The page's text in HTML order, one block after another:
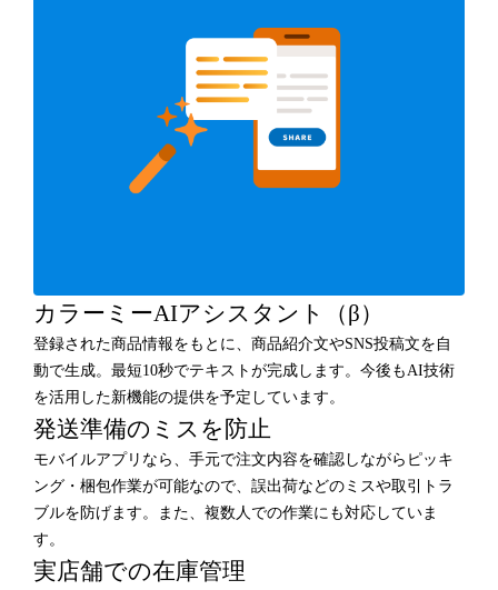
カラーミーAIアシスタント（β）
登録された商品情報をもとに、商品紹介文やSNS投稿文を自
動で生成。最短10秒でテキストが完成します。今後もAI技術
を活用した新機能の提供を予定しています。
発送準備のミスを防止
モバイルアプリなら、手元で注文内容を確認しながらピッキ
ング・梱包作業が可能なので、誤出荷などのミスや取引トラ
ブルを防げます。また、複数人での作業にも対応していま
す。
実店舗での在庫管理